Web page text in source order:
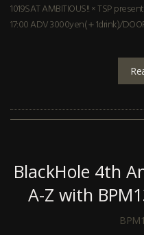
1019SAT AMBITIOUS!! × TSP
17:00 ADV 3000yen(＋1drink)/
BlackHole 4th
A-Z with